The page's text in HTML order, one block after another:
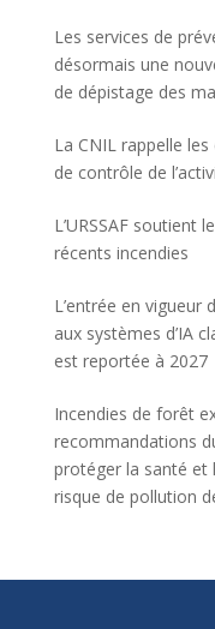
Les services de
désormais une
de dépistage des
La CNIL rappelle
de contrôle de
L’URSSAF soutient
récents incendies
L’entrée en vigueur
aux systèmes d’IA
est reportée à 2027
Incendies de forêt
recommandations
protéger la santé et
risque de pollution